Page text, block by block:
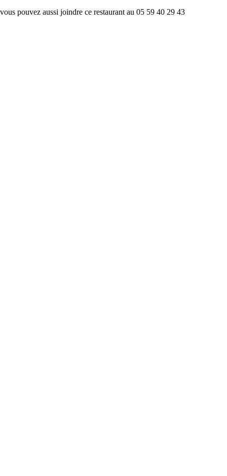
vous pouvez aussi joindre ce restaurant au 05 59 40 29 43